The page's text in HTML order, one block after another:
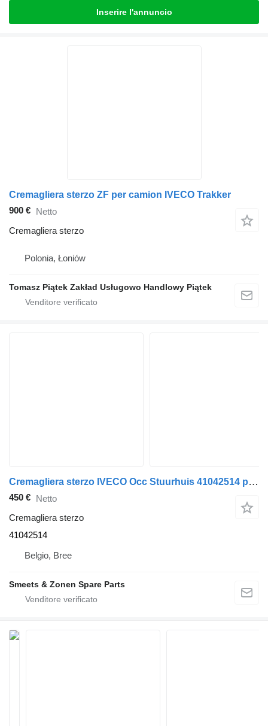
Inserire l'annuncio
Cremagliera sterzo ZF per camion IVECO Trakker
900 € Netto
Cremagliera sterzo
Polonia, Łoniów
Tomasz Piątek Zakład Usługowo Handlowy Piątek
Cremagliera sterzo IVECO Occ Stuurhuis 41042514 per camion
450 € Netto
Cremagliera sterzo
41042514
Belgio, Bree
Smeets & Zonen Spare Parts